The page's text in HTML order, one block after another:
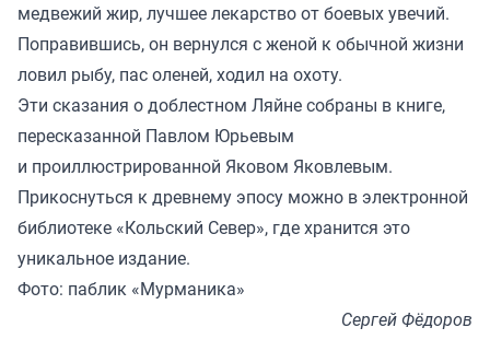
медвежий жир, лучшее лекарство от боевых увечий.
Поправившись, он вернулся с женой к обычной жизни
ловил рыбу, пас оленей, ходил на охоту.
Эти сказания о доблестном Ляйне собраны в книге,
пересказанной Павлом Юрьевым
и проиллюстрированной Яковом Яковлевым.
Прикоснуться к древнему эпосу можно в электронной
библиотеке «Кольский Север», где хранится это
уникальное издание.
Фото: паблик «Мурманика»
Сергей Фёдоров